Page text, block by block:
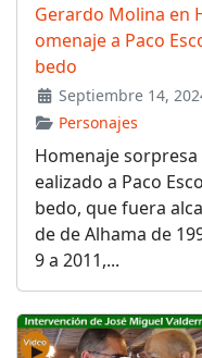
Gerardo Molina en
omenaje a Paco
bedo
Septiembre 14,
Personajes
Homenaje
ealizado a Paco Esco
bedo, que fuera
de de Alhama de
9 a 2011,...